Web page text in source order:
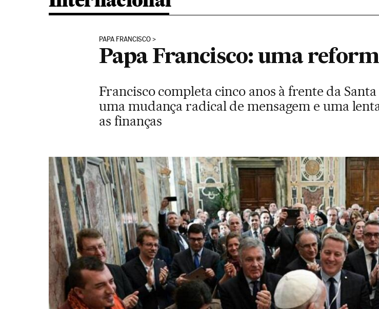
PAPA FRANCISCO
Papa Francisco: uma
Francisco completa cinco anos à frente da
uma mudança radical de mensagem e uma
as finanças